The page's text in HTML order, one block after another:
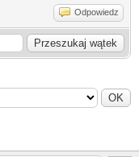
Odpowiedz